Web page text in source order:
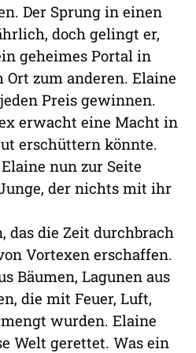
Der Sprung in einen
doch gelingt er,
geheimes Portal in
Ort zum anderen. Elaine
Preis gewinnen.
erwacht eine Macht in
erschüttern könnte.
nun zur Seite
der nichts mit ihr
das die Zeit durchbrach
Vortexen erschaffen.
Bäumen, Lagunen aus
die mit Feuer, Luft,
wurden. Elaine
Welt gerettet. Was ein